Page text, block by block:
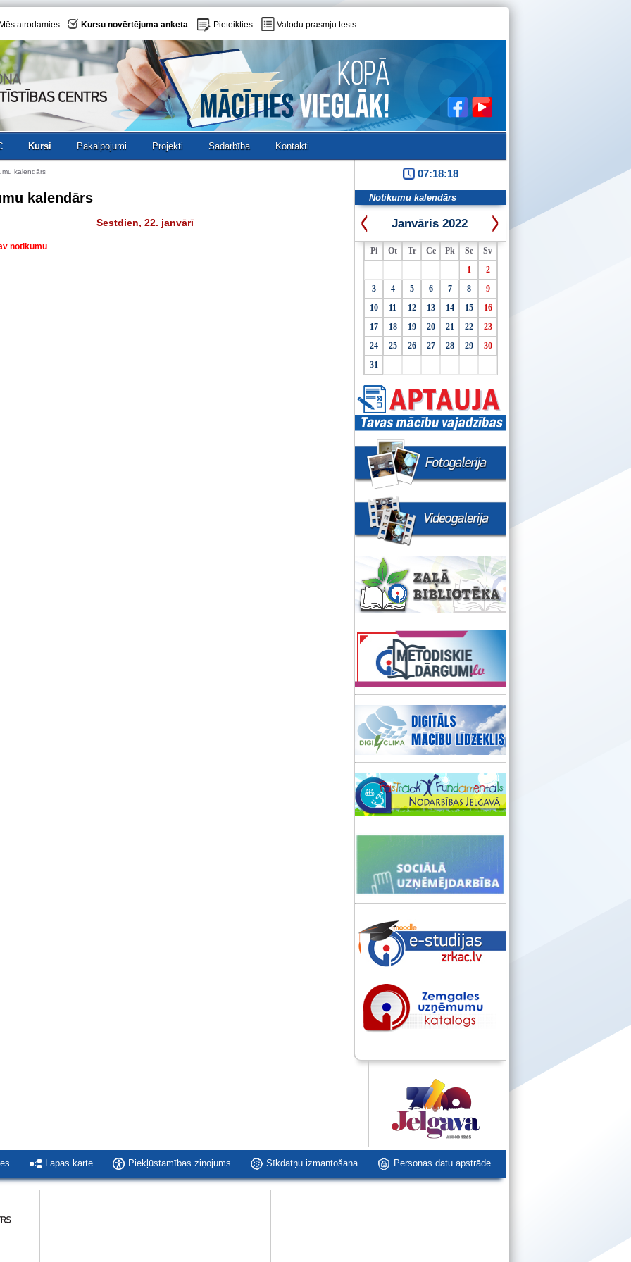
Mēs atrodamies Kursu novērtējuma anketa Pieteikties Valodu prasmju tests
Kursi Pakalpojumi Projekti Sadarbība Kontakti
kalendārs
kalendārs
Sestdien, 22. janvārī
notikumu
07:18:18
Notikumu kalendārs
Janvāris 2022
Pi Ot Tr Ce Pk Se
Sv
1
2
3
4 5 6 7 8
9
10
11 12 13 14 15
16
17
18 19 20 21 22
23
24
25 26 27 28 29
30
31
Lapas karte Piekļūstamības ziņojums Sīkdatņu izmantošana Personas datu apstrāde